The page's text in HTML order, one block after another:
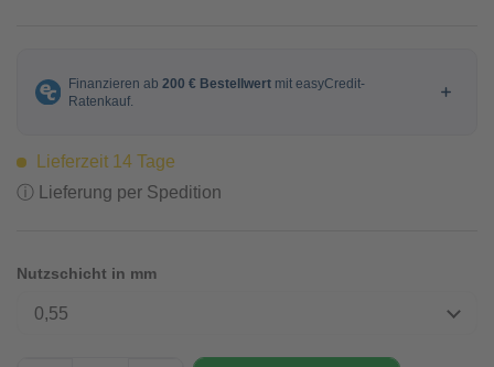
Lieferzeit 14 Tage
ⓘ Lieferung per Spedition
Nutzschicht in mm
0,55